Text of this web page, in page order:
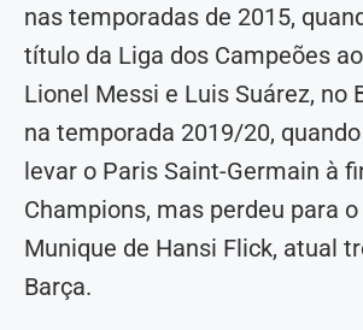
nas temporadas de 2015,
título da Liga dos Campeões
Lionel Messi e Luis Suárez, no
na temporada 2019/20,
levar o Paris Saint-Germain à
Champions, mas perdeu para o
Munique de Hansi Flick, atual
Barça.